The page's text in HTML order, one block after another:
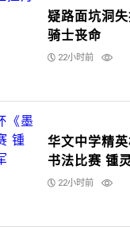
疑路面坑洞
骑士丧命
22小时前
华文中学精
书法比赛 锺
22小时前